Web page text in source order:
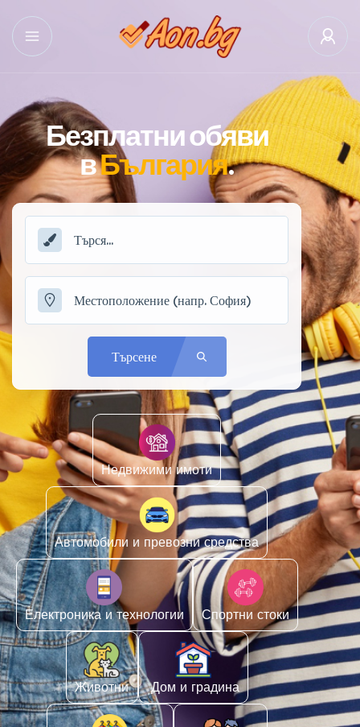
Безплатни обяви
вБългария.
Търсене
Недвижими имоти
Автомобили и превозни средства
Електроника и технологии Спортни стоки
Животни ️ Дом и градина